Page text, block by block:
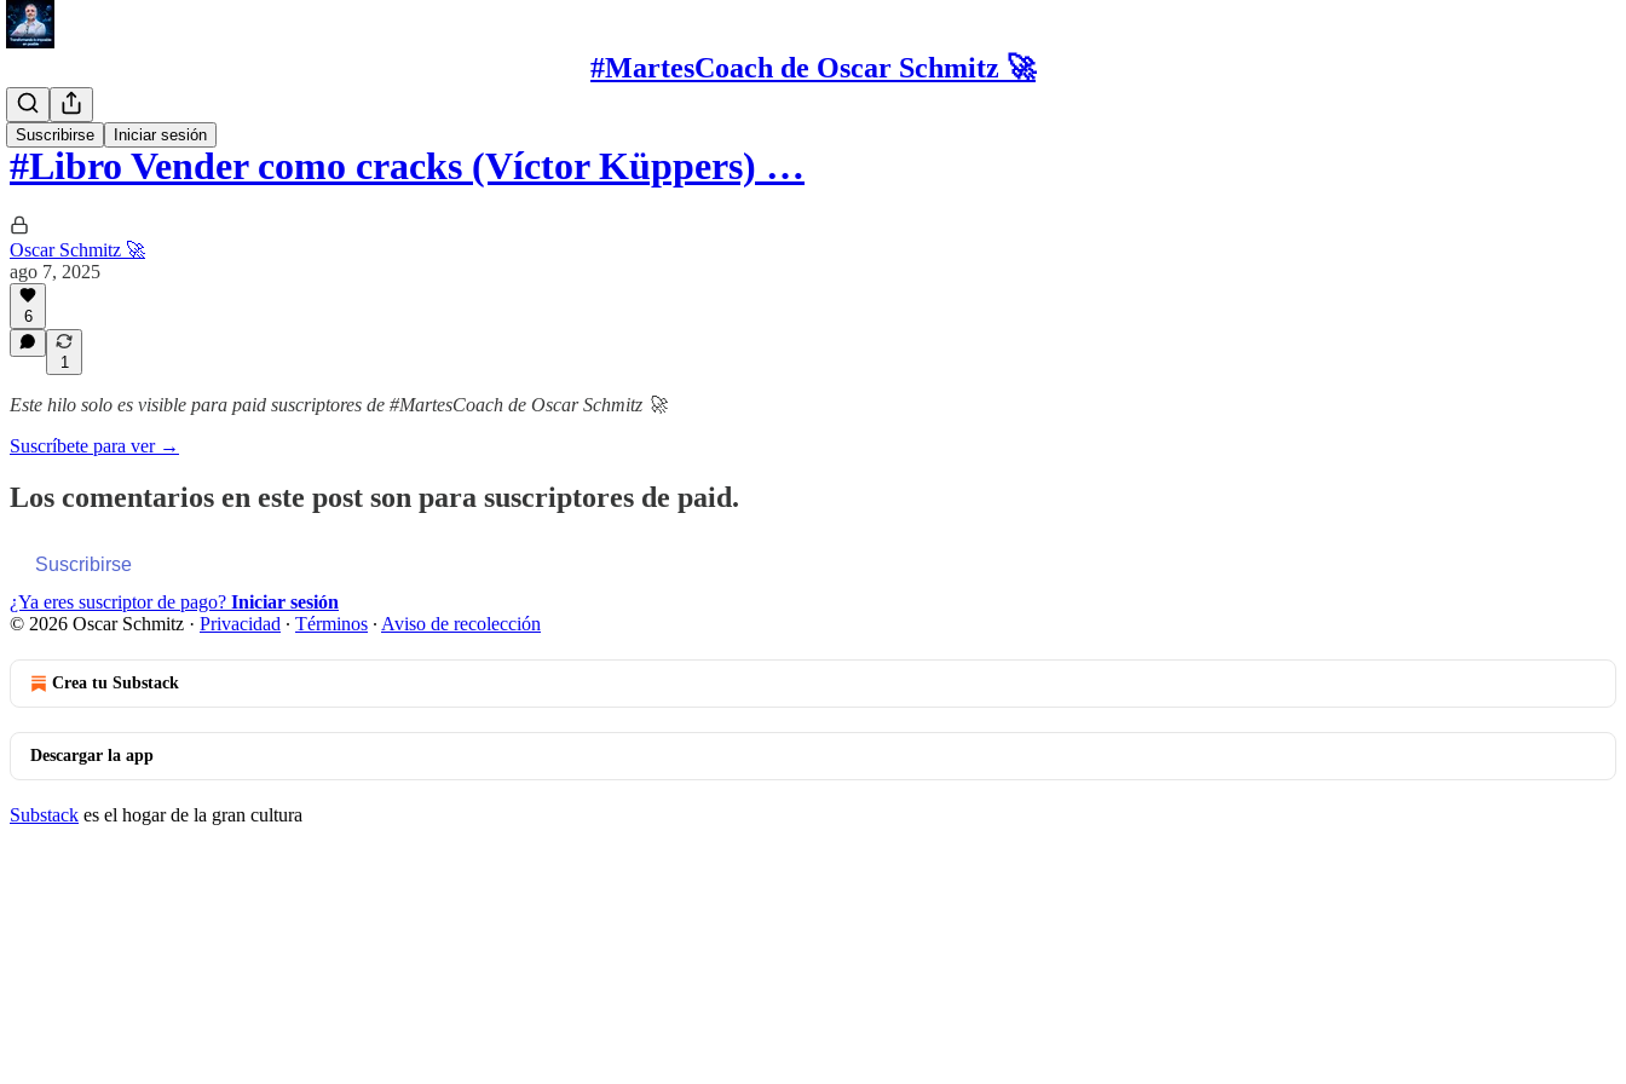
#MartesCoach de Oscar Schmitz 🚀
Suscribirse Iniciar sesión
#Tool
#Libro Vender como cracks (Víctor Küppers) …
Oscar Schmitz 🚀
ago 7, 2025
6
1
Este hilo solo es visible para paid suscriptores de #MartesCoach de Oscar Schmitz 🚀
Suscríbete para ver →
Los comentarios en este post son para suscriptores de paid.
Suscribirse
¿Ya eres suscriptor de pago? Iniciar sesión
© 2026 Oscar Schmitz · Privacidad ∙ Términos ∙ Aviso de recolección
Crea tu Substack
Descargar la app
Substack es el hogar de la gran cultura